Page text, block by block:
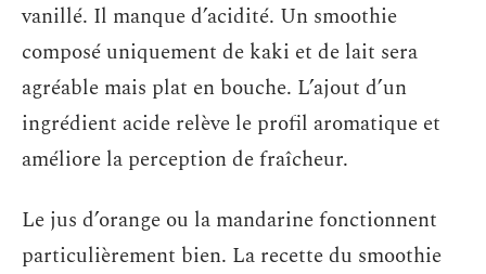
vanillé. Il manque d’acidité. Un smoothie
composé uniquement de kaki et de lait sera
agréable mais plat en bouche. L’ajout d’un
ingrédient acide relève le profil aromatique et
améliore la perception de fraîcheur.
Le jus d’orange ou la mandarine fonctionnent
particulièrement bien. La recette du smoothie